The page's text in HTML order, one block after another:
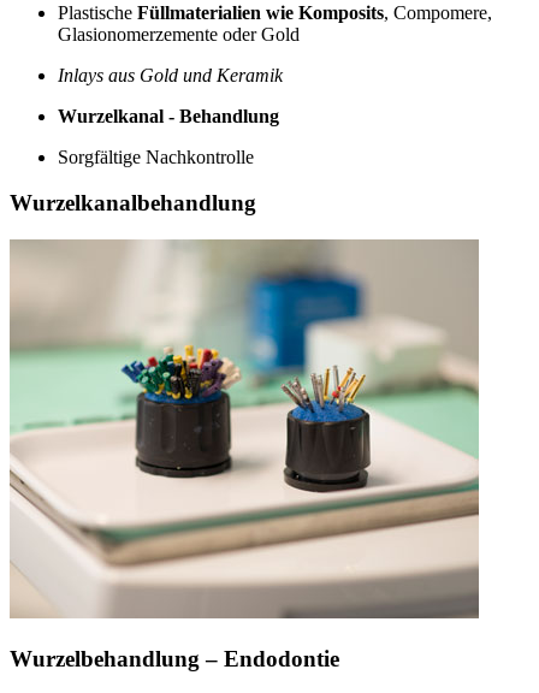
Plastische Füllmaterialien wie Komposits, Compomere,
Glasionomerzemente oder Gold
Inlays aus Gold und Keramik
Wurzelkanal - Behandlung
Sorgfältige Nachkontrolle
Wurzelkanalbehandlung
Wurzelbehandlung – Endodontie